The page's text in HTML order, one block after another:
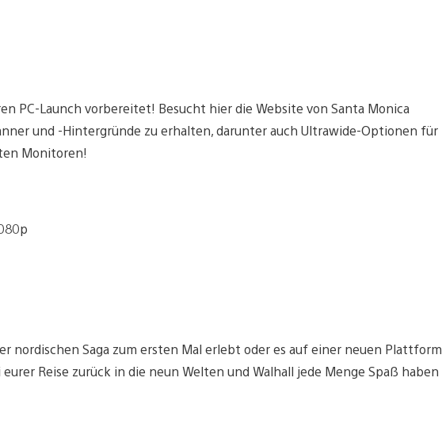
PC-Launch vorbereitet! Besucht hier die Website von Santa Monica
und -Hintergründe zu erhalten, darunter auch Ultrawide-Optionen für
Monitoren!
nordischen Saga zum ersten Mal erlebt oder es auf einer neuen Plattform
Reise zurück in die neun Welten und Walhall jede Menge Spaß haben